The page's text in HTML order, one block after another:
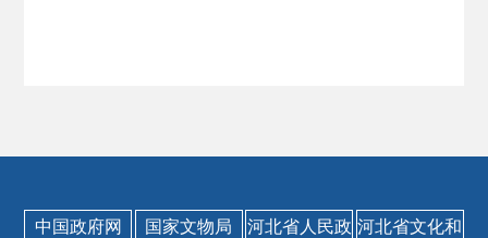
中国政府网 国家文物局
河北省人民政 河北省文化和